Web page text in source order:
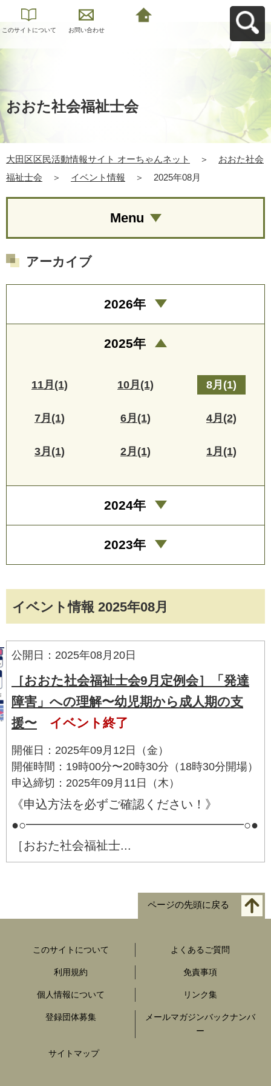
このサイトについて お問い合わせ
おおた社会福祉士会
大田区区民活動情報サイト オーちゃんネット ＞
おおた社会
福祉士会
＞ イベント情報 ＞ 2025年08月
イベント情報 2025年08月
公開日：2025年08月20日
［おおた社会福祉士会9月定例会］「発達
障害」への理解〜幼児期から成人期の支
援〜
イベント終了
開催日：2025年09月12日（金）
開催時間：19時00分〜20時30分（18時30分開場）
申込締切：2025年09月11日（木）
《申込方法を必ずご確認ください！》
●○━━━━━━━━━━━━━━━━━━○●
［おおた社会福祉士...
Menu
アーカイブ
2026年
2025年
11月(1) 10月(1) 8月(1)
7月(1) 6月(1) 4月(2)
3月(1) 2月(1) 1月(1)
2024年
2023年
ページの先頭に戻る
このサイトについて よくあるご質問
利用規約 免責事項
個人情報について リンク集
登録団体募集
メールマガジンバックナンバ
ー
サイトマップ